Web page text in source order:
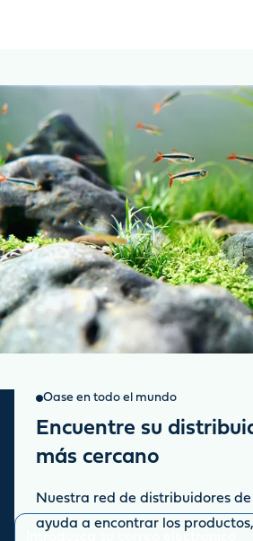
Oase en todo el mundo
Encuentre su
más cercano
Nuestra red de distribuidores
ayuda a encontrar los productos,
Suscripción a
promociones
Manténgase informado sobre las últimas